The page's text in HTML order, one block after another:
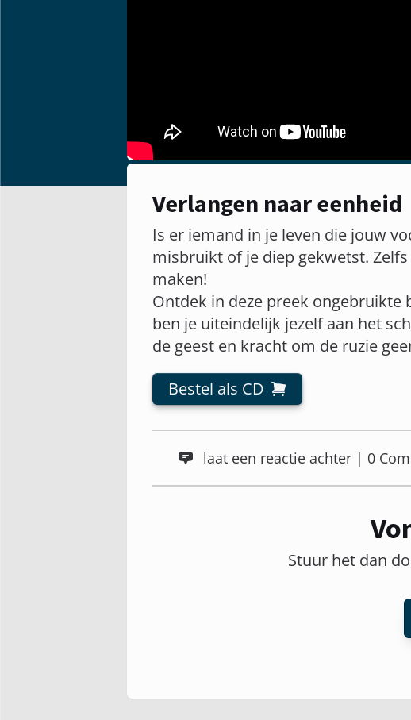
Verlangen naar eenheid
Is er iemand in je leven die jouw
misbruikt of je diep gekwetst.
maken!
Ontdek in deze preek ongebruikte
ben je uiteindelijk jezelf aan het
de geest en kracht om de ruzie
Bestel als CD
laat een reactie achter | 0
Stuur het dan